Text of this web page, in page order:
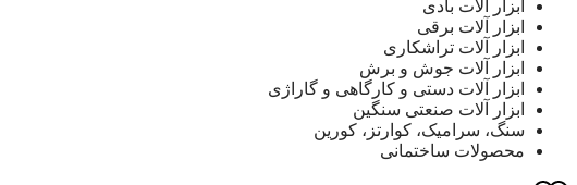
ابزار آلات بادی
ابزار آلات برقی
ابزار آلات تراشکاری
ابزار آلات جوش و برش
ابزار آلات دستی و کارگاهی و گاراژی
ابزار آلات صنعتی سنگین
سنگ، سرامیک، کوارتز، کورین
محصولات ساختمانی